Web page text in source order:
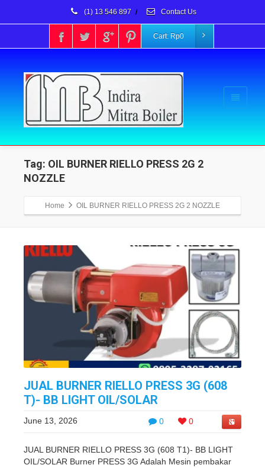
(1) 13 546 897 / Contact Us
Cart: Rp0
Tag: OIL BURNER RIELLO PRESS 2G 2
NOZZLE
Home OIL BURNER RIELLO PRESS 2G 2 NOZZLE
JUAL BURNER RIELLO PRESS 3G (608
T)- BB LIGHT OIL/SOLAR
0 0
June 13, 2026
JUAL BURNER RIELLO PRESS 3G (608 T1)- BB LIGHT
OIL/SOLAR Burner PRESS 3G Adalah Mesin pembakar